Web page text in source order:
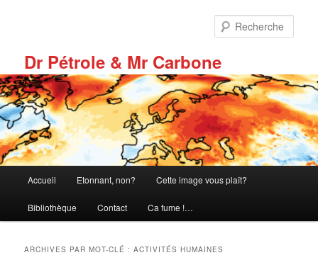
Dr Pétrole & Mr Carbone
principal
Accueil Etonnant, non? Cette image vous plaît?
Bibliothèque Contact Ca fume !…
ARCHIVES PAR MOT-CLÉ :ACTIVITÉS HUMAINES